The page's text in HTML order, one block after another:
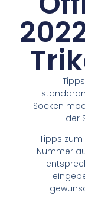
Socken
der
Tipps
Nummer